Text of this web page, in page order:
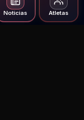
Noticias Atletas